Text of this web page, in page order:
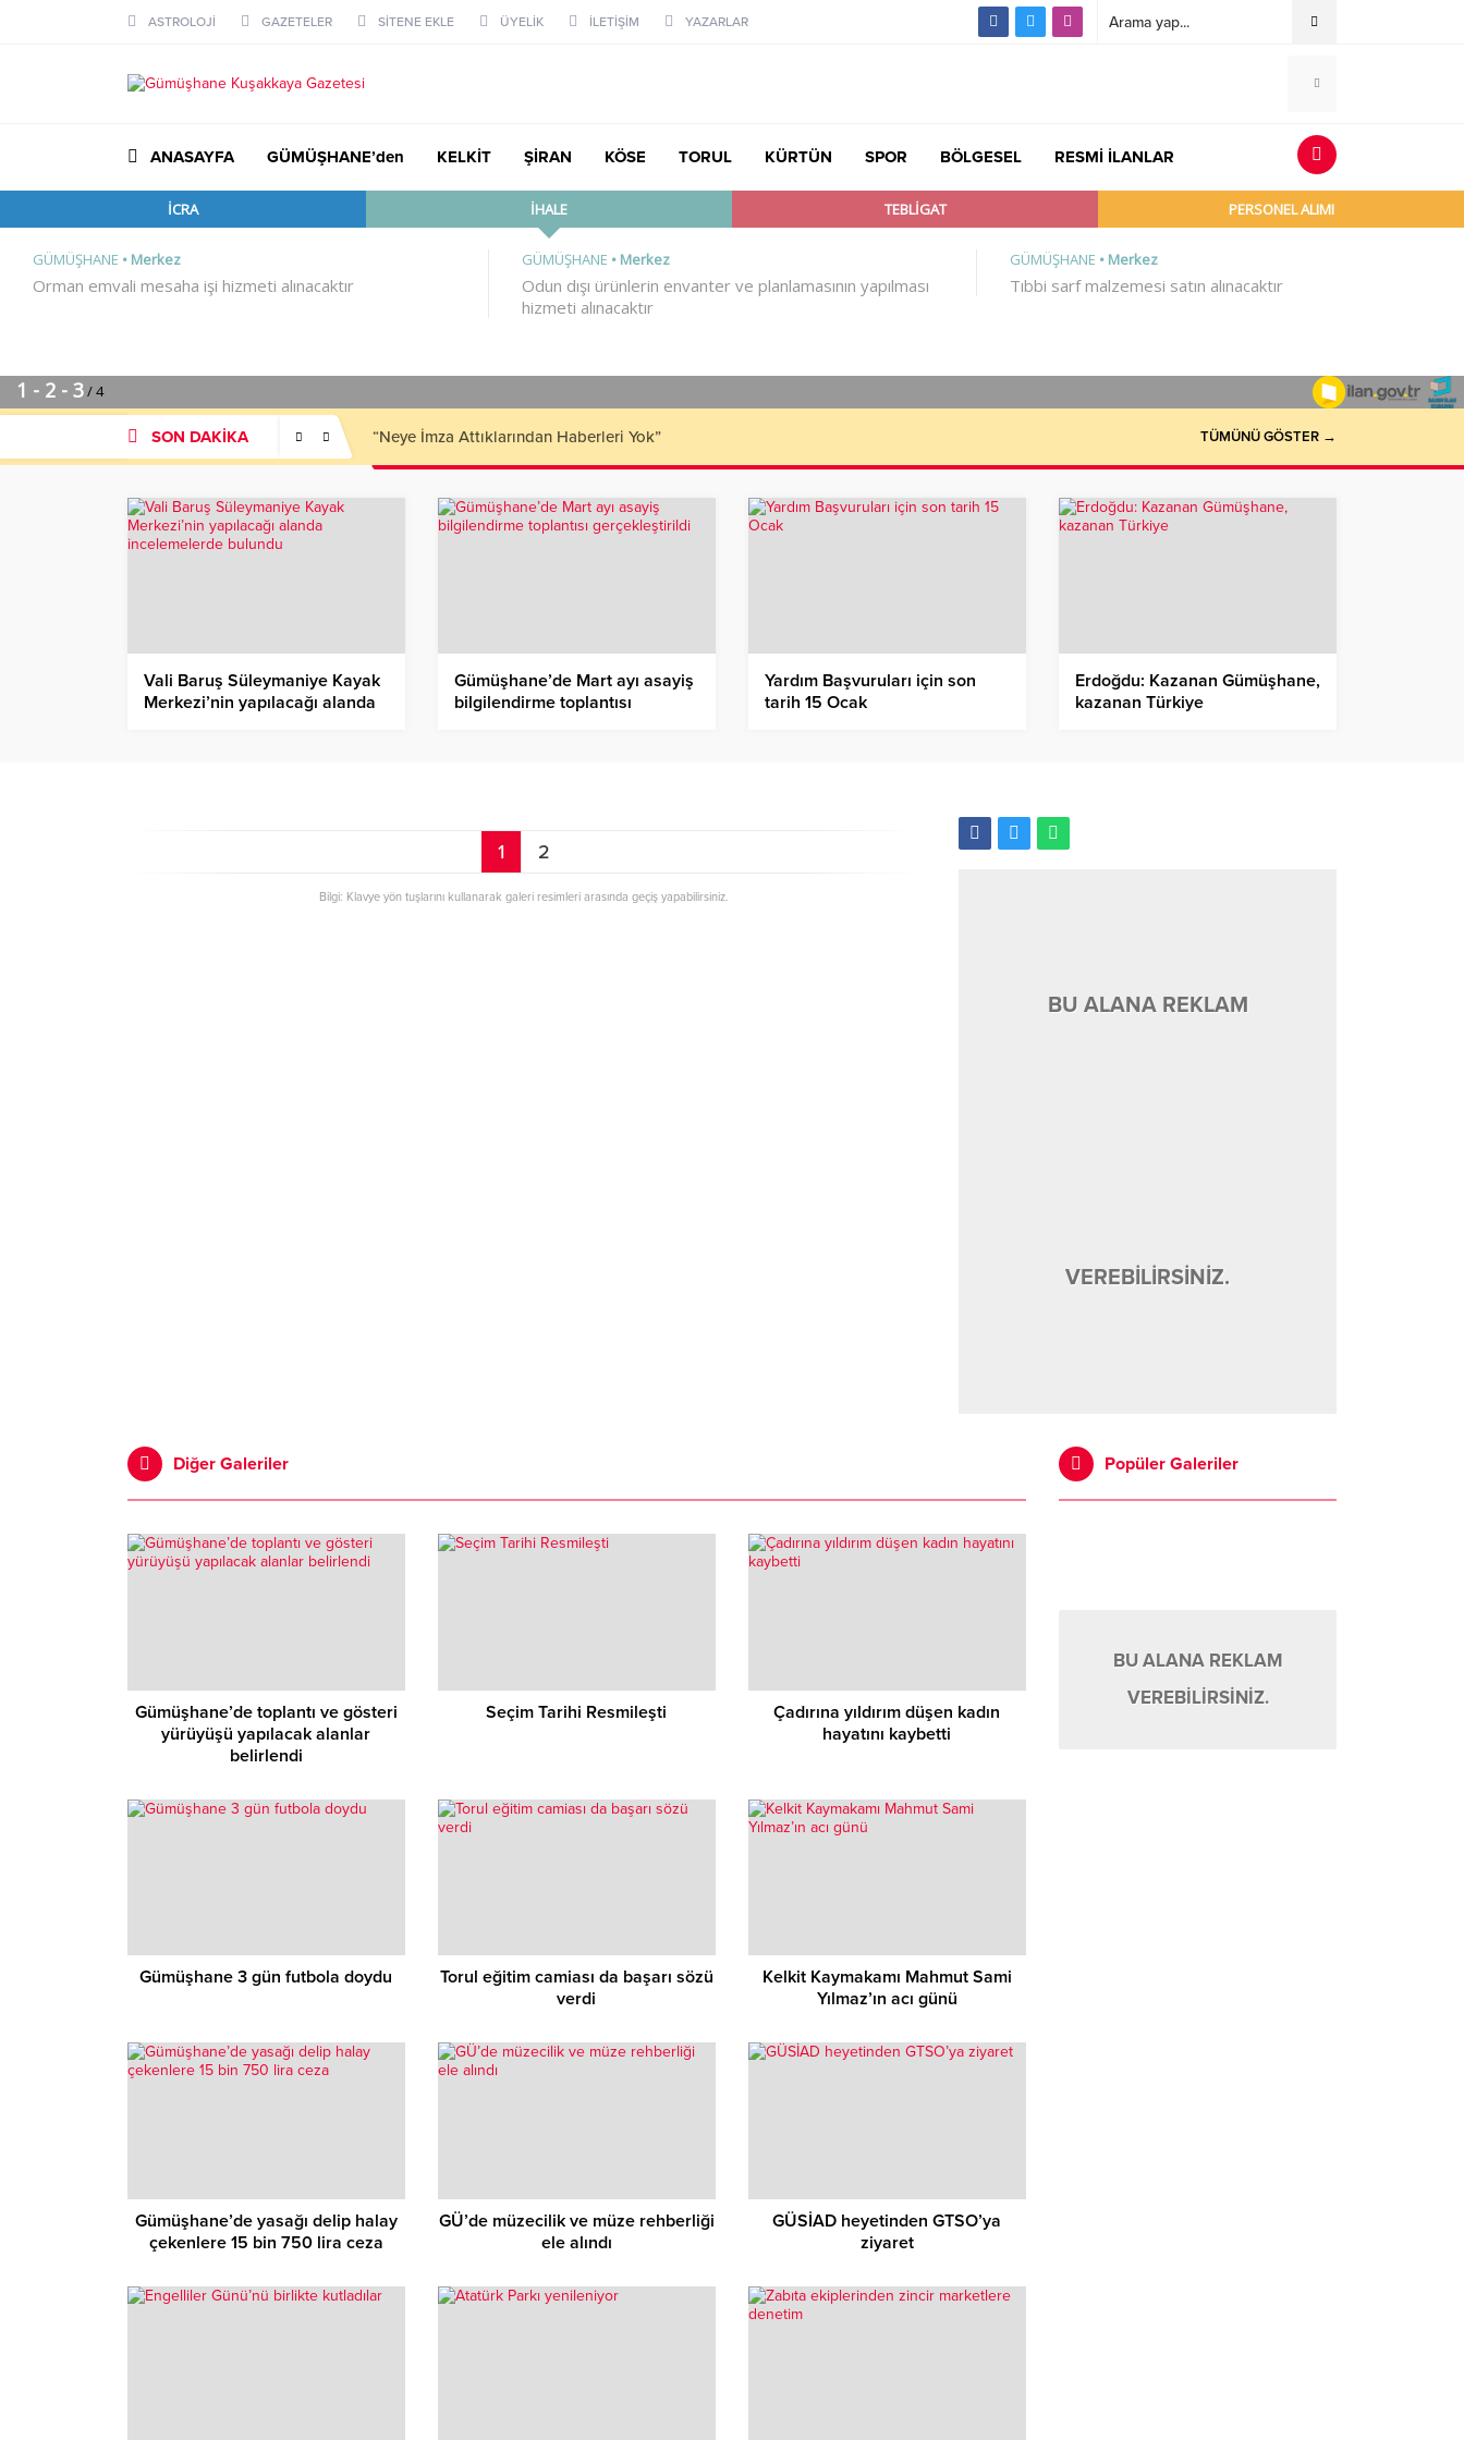
ASTROLOJİ GAZETELER SİTENE EKLE ÜYELİK İLETİŞİM YAZARLAR
ANASAYFA GÜMÜŞHANE’den KELKİT ŞİRAN KÖSE TORUL KÜRTÜN SPOR BÖLGESEL RESMİ İLANLAR
SON DAKİKA “Neye İmza Attıklarından Haberleri Yok” TÜMÜNÜ GÖSTER →
Vali Baruş Süleymaniye Kayak
Merkezi’nin yapılacağı alanda
Gümüşhane’de Mart ayı asayiş
bilgilendirme toplantısı
Yardım Başvuruları için son
tarih 15 Ocak
Erdoğdu: Kazanan Gümüşhane,
kazanan Türkiye
1 2
Bilgi: Klavye yön tuşlarını kullanarak galeri resimleri arasında geçiş yapabilirsiniz.
BU ALANA REKLAM
VEREBİLİRSİNİZ.
Diğer Galeriler
Gümüşhane’de toplantı ve gösteri
yürüyüşü yapılacak alanlar
belirlendi
Seçim Tarihi Resmileşti
Çadırına yıldırım düşen kadın
hayatını kaybetti
Gümüşhane 3 gün futbola doydu
Torul eğitim camiası da başarı sözü
verdi
Kelkit Kaymakamı Mahmut Sami
Yılmaz’ın acı günü
Gümüşhane’de yasağı delip halay
çekenlere 15 bin 750 lira ceza
GÜ’de müzecilik ve müze rehberliği
ele alındı
GÜSİAD heyetinden GTSO’ya
ziyaret
Popüler Galeriler
BU ALANA REKLAM
VEREBİLİRSİNİZ.